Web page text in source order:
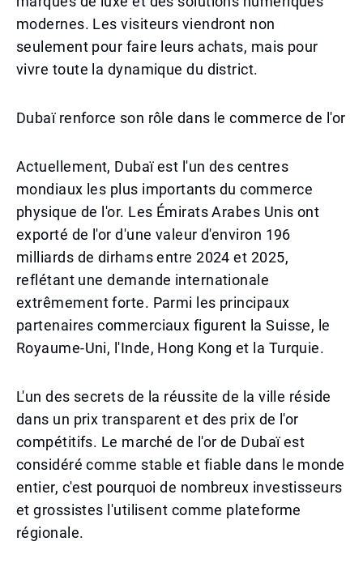
modernes. Les visiteurs viendront non
seulement pour faire leurs achats, mais pour
vivre toute la dynamique du district.
Dubaï renforce son rôle dans le commerce de l'or
Actuellement, Dubaï est l'un des centres
mondiaux les plus importants du commerce
physique de l'or. Les Émirats Arabes Unis ont
exporté de l'or d'une valeur d'environ 196
milliards de dirhams entre 2024 et 2025,
reflétant une demande internationale
extrêmement forte. Parmi les principaux
partenaires commerciaux figurent la Suisse, le
Royaume-Uni, l'Inde, Hong Kong et la Turquie.
L'un des secrets de la réussite de la ville réside
dans un prix transparent et des prix de l'or
compétitifs. Le marché de l'or de Dubaï est
considéré comme stable et fiable dans le monde
entier, c'est pourquoi de nombreux investisseurs
et grossistes l'utilisent comme plateforme
régionale.